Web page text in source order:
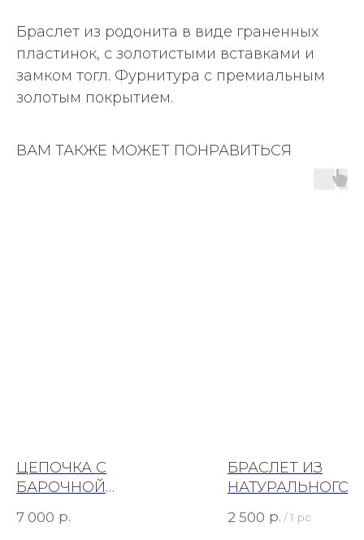
Браслет из родонита в виде граненных
пластинок, с золотистыми вставками и
замком тогл. Фурнитура с премиальным
золотым покрытием.
ВАМ ТАКЖЕ МОЖЕТ ПОНРАВИТЬСЯ
ЦЕПОЧКА С
БАРОЧНОЙ
РОЗОВОГО ЦВЕТА
7 000 р.
БРАСЛЕТ ИЗ
НАТУРАЛЬНОГО
ГРАНАТА В
2 500 р. /1 pc